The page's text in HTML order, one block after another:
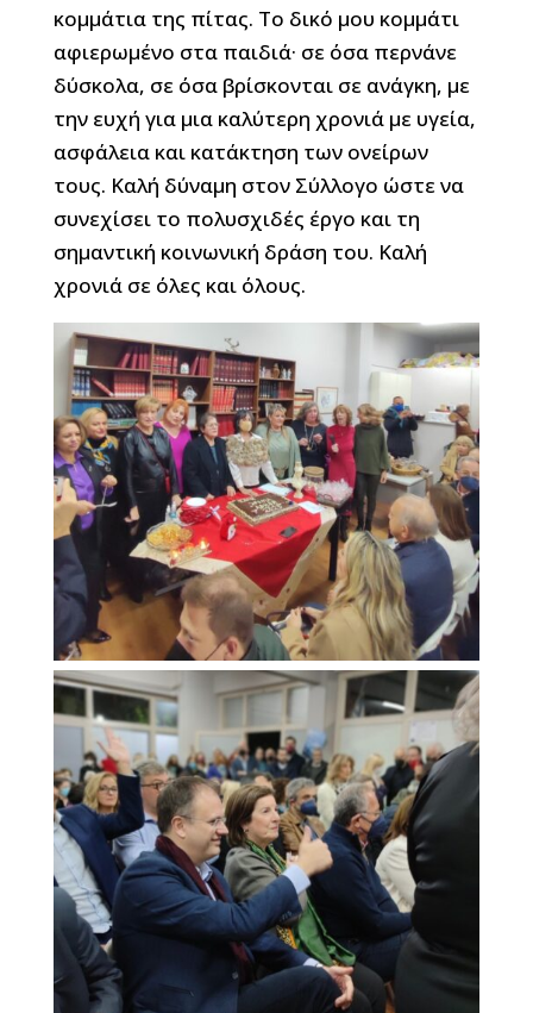
κομμάτια της πίτας. Το δικό μου κομμάτι
αφιερωμένο στα παιδιά· σε όσα περνάνε
δύσκολα, σε όσα βρίσκονται σε ανάγκη, με
την ευχή για μια καλύτερη χρονιά με υγεία,
ασφάλεια και κατάκτηση των ονείρων
τους. Καλή δύναμη στον Σύλλογο ώστε να
συνεχίσει το πολυσχιδές έργο και τη
σημαντική κοινωνική δράση του. Καλή
χρονιά σε όλες και όλους.